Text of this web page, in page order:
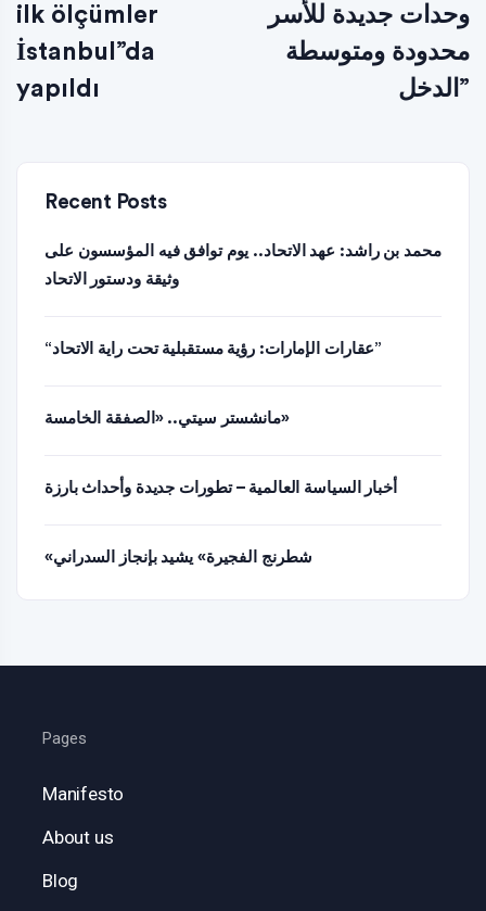
ilk ölçümler
İstanbul”da
yapıldı
وحدات جديدة للأسر
محدودة ومتوسطة
الدخل”
Recent Posts
محمد بن راشد: عهد الاتحاد.. يوم توافق فيه المؤسسون على
وثيقة ودستور الاتحاد
“عقارات الإمارات: رؤية مستقبلية تحت راية الاتحاد”
مانشستر سيتي.. «الصفقة الخامسة»
أخبار السياسة العالمية – تطورات جديدة وأحداث بارزة
«شطرنج الفجيرة» يشيد بإنجاز السدراني
Pages
Manifesto
About us
Blog